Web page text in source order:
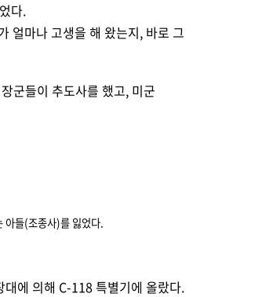
다.
얼마나 고생을 해 왔는지, 바로 그
군들이 추도사를 했고, 미군
아들(조종사)를 잃었다.
에 의해 C-118 특별기에 올랐다.